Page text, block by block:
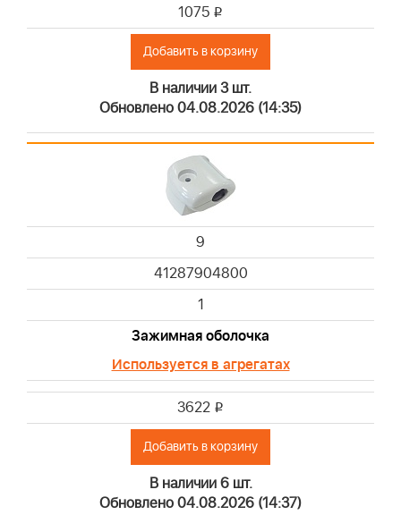
1075 i
Добавить в корзину
В наличии 3 шт.
Обновлено 04.08.2026 (14:35)
9
41287904800
1
Зажимная оболочка
Используется в агрегатах
3622 i
Добавить в корзину
В наличии 6 шт.
Обновлено 04.08.2026 (14:37)